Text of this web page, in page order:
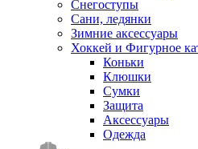
Снегоступы
Сани, ледянки
Зимние аксессуары
Хоккей и Фигурное
Коньки
Клюшки
Сумки
Защита
Аксессуары
Одежда